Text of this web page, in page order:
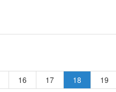
16 17 18 19